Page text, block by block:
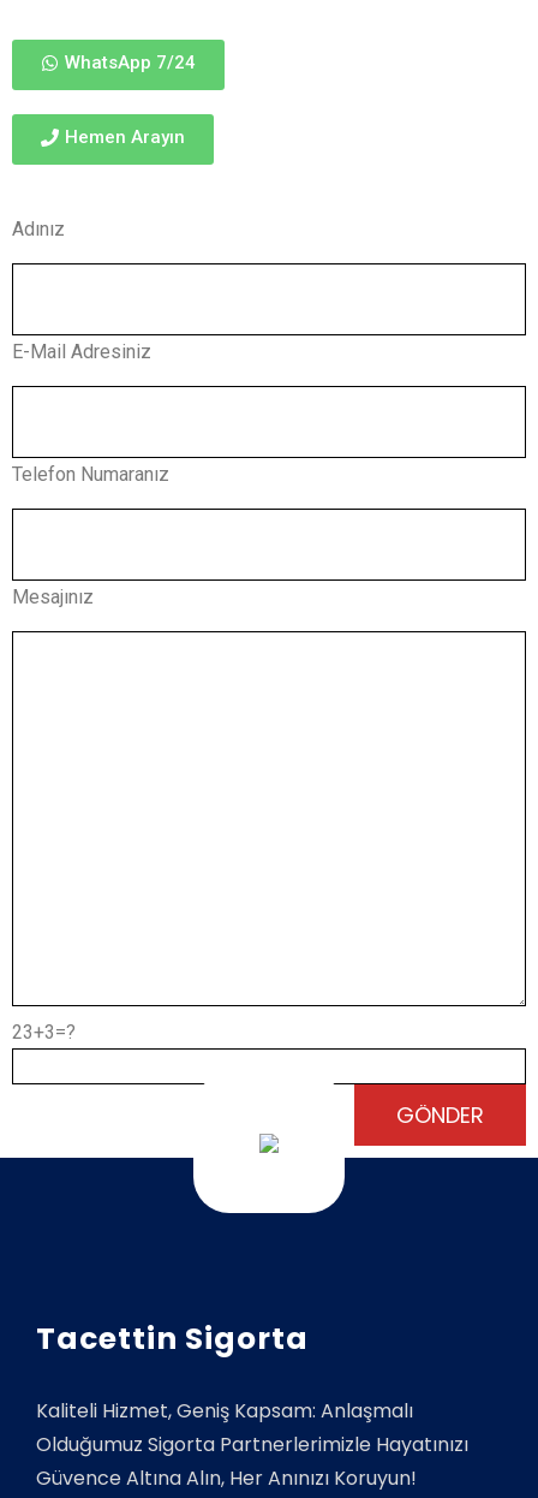
WhatsApp 7/24
Hemen Arayın
Adınız
E-Mail Adresiniz
Telefon Numaranız
Mesajınız
23+3=?
Tacettin Sigorta
Kaliteli Hizmet, Geniş Kapsam: Anlaşmalı
Olduğumuz Sigorta Partnerlerimizle Hayatınızı
Güvence Altına Alın, Her Anınızı Koruyun!